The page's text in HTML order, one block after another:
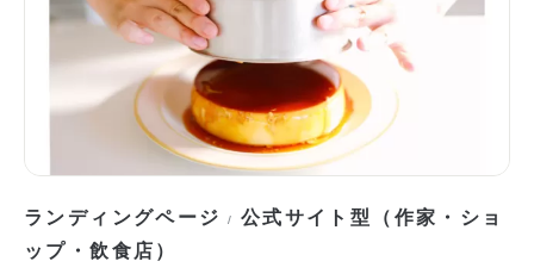
ランディングページ / 公式サイト型（作家・ショ
ップ・飲食店）